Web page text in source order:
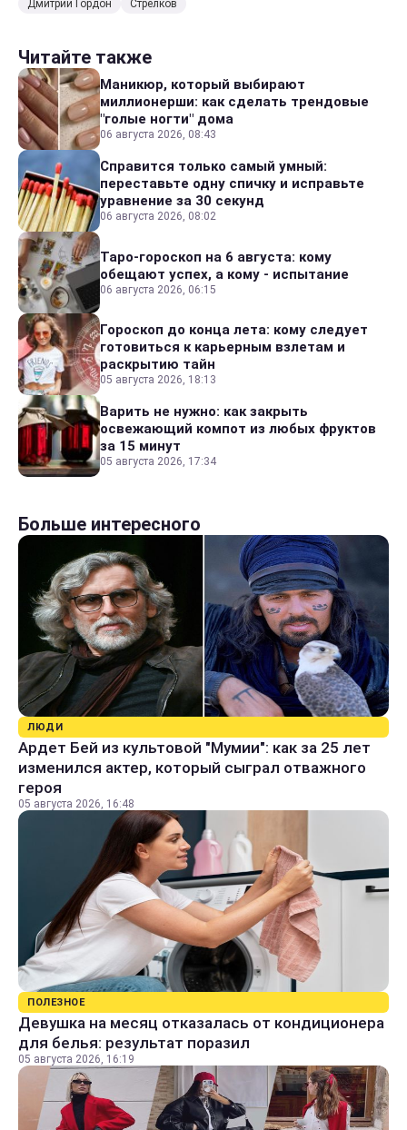
Дмитрий Гордон Стрелков
Читайте также
Маникюр, который выбирают
миллионерши: как сделать трендовые
"голые ногти" дома
06 августа 2026, 08:43
Справится только самый умный:
переставьте одну спичку и исправьте
уравнение за 30 секунд
06 августа 2026, 08:02
Таро-гороскоп на 6 августа: кому
обещают успех, а кому - испытание
06 августа 2026, 06:15
Гороскоп до конца лета: кому следует
готовиться к карьерным взлетам и
раскрытию тайн
05 августа 2026, 18:13
Варить не нужно: как закрыть
освежающий компот из любых фруктов
за 15 минут
05 августа 2026, 17:34
Больше интересного
ЛЮДИ
Ардет Бей из культовой "Мумии": как за 25 лет
изменился актер, который сыграл отважного
героя
05 августа 2026, 16:48
ПОЛЕЗНОЕ
Девушка на месяц отказалась от кондиционера
для белья: результат поразил
05 августа 2026, 16:19